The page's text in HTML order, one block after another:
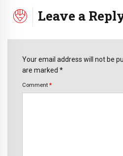
Leave a
Your email address will not be
are marked *
Comment *